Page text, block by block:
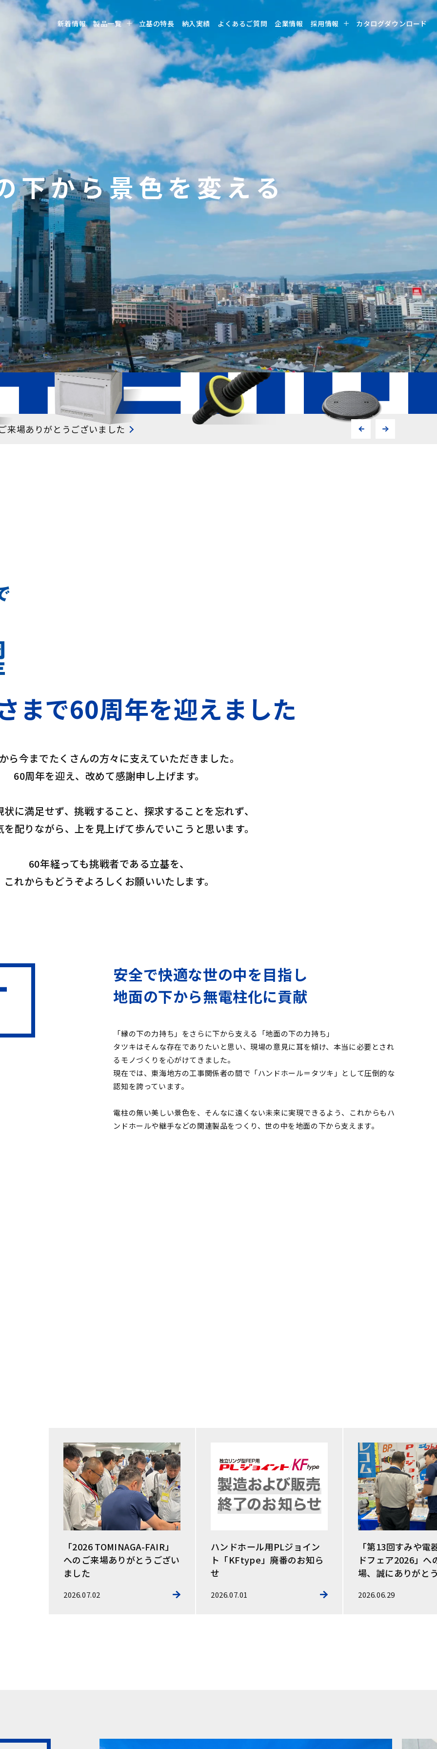
新着情報 製品一覧 立基の特長 納入実績 よくあるご質問 企業情報 採用情報 カタログダウンロード
か
下 ら景 変え
色を る
来場ありがとうございました ハンドホール用PLジョイント「
まで60周年を迎えました
ら今までたくさんの方々に支えていただきました。
60周年を迎え、改めて感謝申し上げます。
状に満足せず、挑戦すること、探求することを忘れず、
を配りながら、上を見上げて歩んでいこうと思います。
60年経っても挑戦者である立基を、
これからもどうぞよろしくお願いいたします。
安全で快適な世の中を目指し
地面の下から無電柱化に貢献
「縁の下の力持ち」をさらに下から支える「地面の下の力持ち」
タツキはそんな存在でありたいと思い、現場の意見に耳を傾け、本当に必要とされ
るモノづくりを心がけてきました。
現在では、東海地方の工事関係者の間で「ハンドホール＝タツキ」として圧倒的な
認知を誇っています。
電柱の無い美しい景色を、そんなに遠くない未来に実現できるよう、これからもハ
ンドホールや継手などの関連製品をつくり、世の中を地面の下から支えます。
「2026 TOMINAGA-FAIR」
へのご来場ありがとうござい
ました
2026.07.02
ハンドホール用PLジョイン
ト「KFtype」廃番のお知ら
せ
2026.07.01
「第13回すみや電
ドフェア2026」へ
場、誠にありがと
2026.06.29